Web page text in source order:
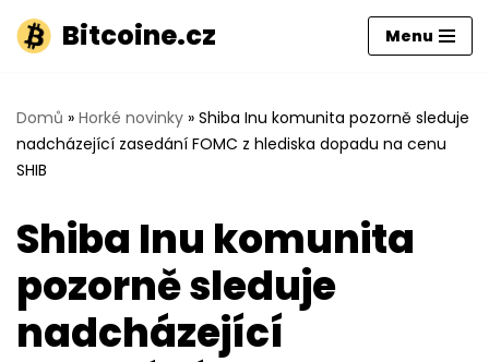
Přeskočit
obsah
Bitcoine.cz Menu
Domů » Horké novinky » Shiba Inu komunita pozorně sleduje
nadcházející zasedání FOMC z hlediska dopadu na cenu
SHIB
Shiba Inu komunita
pozorně sleduje
nadcházející